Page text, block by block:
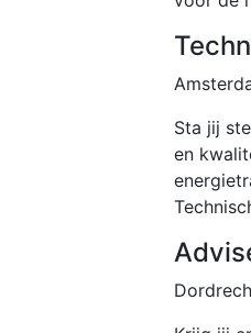
Sta jij
en